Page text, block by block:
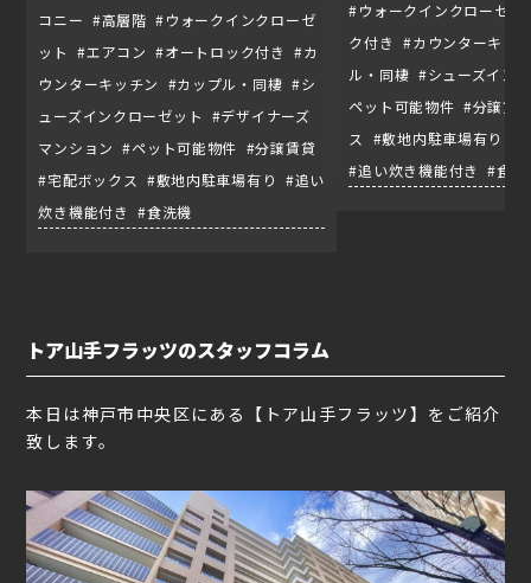
コニー #高層階 #ウォークインクローゼ
ット #エアコン #オートロック付き #カ
ウンターキッチン #カップル・同棲 #シ
ューズインクローゼット #デザイナーズ
マンション #ペット可能物件 #分譲賃貸
#宅配ボックス #敷地内駐車場有り #追い
炊き機能付き #食洗機
#ウォークインクローゼ
ク付き #カウンターキッ
ル・同棲 #シューズイン
ペット可能物件 #分譲賃
ス #敷地内駐車場有り #
#追い炊き機能付き #食
トア山手フラッツのスタッフコラム
本日は神戸市中央区にある【トア山手フラッツ】をご紹介
致します。